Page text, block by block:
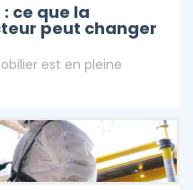
ce que la
peut changer
est en pleine